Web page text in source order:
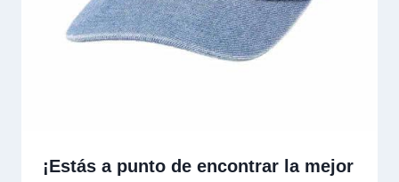
¡Estás a punto de encontrar la mejor